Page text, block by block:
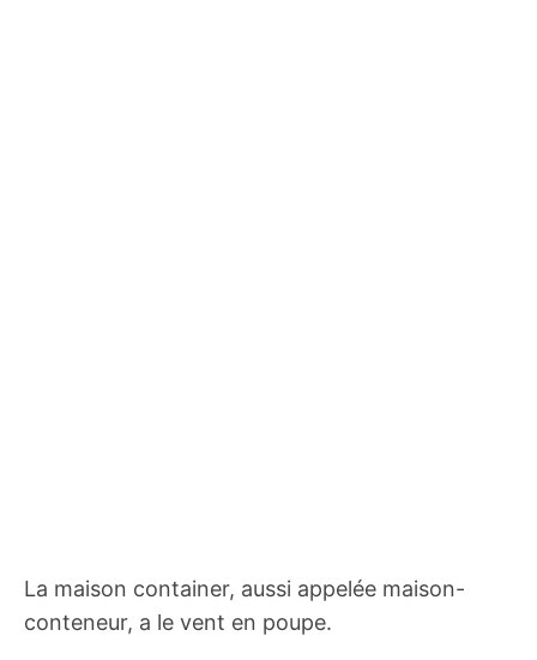
La maison container, aussi appelée maison-
conteneur, a le vent en poupe.